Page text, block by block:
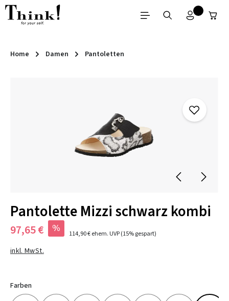
Zum Hauptinhalt springen
Home Damen Pantoletten
Pantolette Mizzi schwarz kombi
97,65 € % 114,90 €ehem. UVP(15% gespart)
inkl. MwSt.
Farben